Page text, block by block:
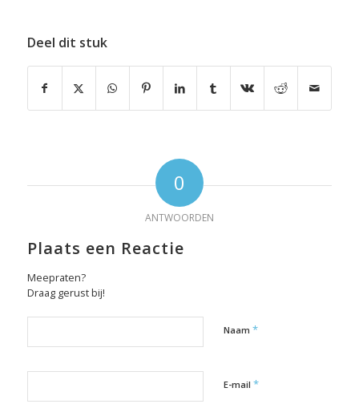
Deel dit stuk
0
ANTWOORDEN
Plaats een Reactie
Meepraten?
Draag gerust bij!
Naam *
E-mail *